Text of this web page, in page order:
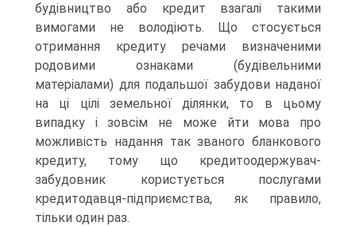
будівництво або кредит взагалі такими
вимогами не володіють. Що стосується
отримання кредиту речами визначеними
родовими ознаками (будівельними
матеріалами) для подальшої забудови наданої
на ці цілі земельної ділянки, то в цьому
випадку і зовсім не може йти мова про
можливість надання так званого бланкового
кредиту, тому що кредитоодержувач-
забудовник користується послугами
кредитодавця-підприємства, як правило,
тільки один раз.